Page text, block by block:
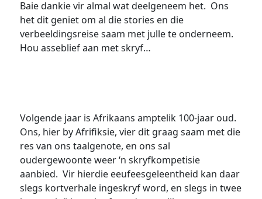
Baie dankie vir almal wat deelgeneem het. Ons
het dit geniet om al die stories en die
verbeeldingsreise saam met julle te onderneem.
Hou asseblief aan met skryf…
Volgende jaar is Afrikaans amptelik 100-jaar oud.
Ons, hier by Afrifiksie, vier dit graag saam met die
res van ons taalgenote, en ons sal
oudergewoonte weer ‘n skryfkompetisie
aanbied. Vir hierdie eeufeesgeleentheid kan daar
slegs kortverhale ingeskryf word, en slegs in twee